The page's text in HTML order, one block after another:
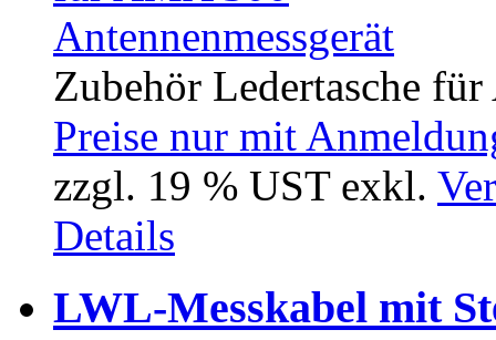
Zubehör Ledertasche
Preise nur mit
zzgl. 19 % UST exkl.
Details
LWL-Messkabel mit